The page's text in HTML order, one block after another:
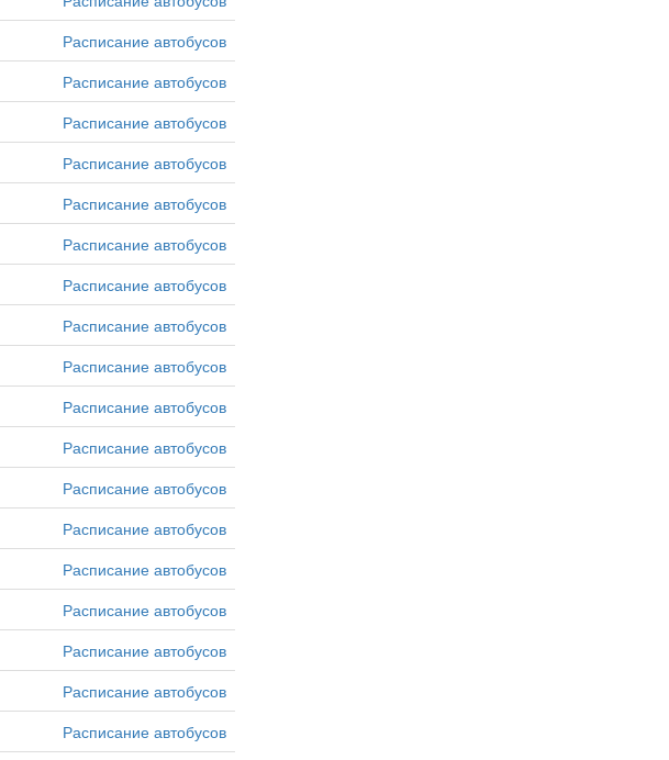
Расписание автобусов
Расписание автобусов
Расписание автобусов
Расписание автобусов
Расписание автобусов
Расписание автобусов
Расписание автобусов
Расписание автобусов
Расписание автобусов
Расписание автобусов
Расписание автобусов
Расписание автобусов
Расписание автобусов
Расписание автобусов
Расписание автобусов
Расписание автобусов
Расписание автобусов
Расписание автобусов